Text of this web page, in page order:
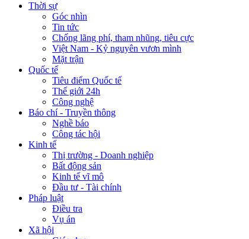
Thời sự
Góc nhìn
Tin tức
Chống lãng phí, tham nhũng, tiêu cực
Việt Nam - Kỷ nguyên vươn mình
Mặt trận
Quốc tế
Tiêu điểm Quốc tế
Thế giới 24h
Công nghệ
Báo chí - Truyền thông
Nghề báo
Công tác hội
Kinh tế
Thị trường - Doanh nghiệp
Bất động sản
Kinh tế vĩ mô
Đầu tư - Tài chính
Pháp luật
Điều tra
Vụ án
Xã hội